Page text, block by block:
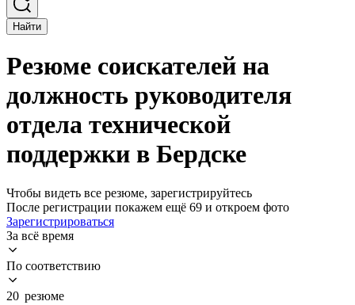
Найти
Резюме соискателей на
должность руководителя
отдела технической
поддержки в Бердске
Чтобы видеть все резюме, зарегистрируйтесь
После регистрации покажем ещё 69 и откроем фото
Зарегистрироваться
За всё время
По соответствию
20 резюме